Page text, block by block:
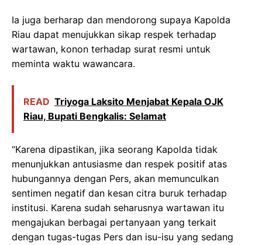
Ia juga berharap dan mendorong supaya Kapolda
Riau dapat menujukkan sikap respek terhadap
wartawan, konon terhadap surat resmi untuk
meminta waktu wawancara.
READ Triyoga Laksito Menjabat Kepala OJK
Riau, Bupati Bengkalis: Selamat
“Karena dipastikan, jika seorang Kapolda tidak
menunjukkan antusiasme dan respek positif atas
hubungannya dengan Pers, akan memunculkan
sentimen negatif dan kesan citra buruk terhadap
institusi. Karena sudah seharusnya wartawan itu
mengajukan berbagai pertanyaan yang terkait
dengan tugas-tugas Pers dan isu-isu yang sedang